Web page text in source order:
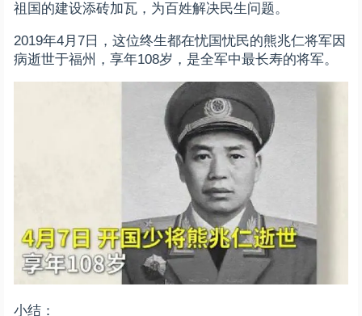
祖国的建设添砖加瓦，为百姓解决民生问题。
2019年4月7日，这位终生都在忧国忧民的熊兆仁将军因
病逝世于福州，享年108岁，是全军中最长寿的将军。
小结：